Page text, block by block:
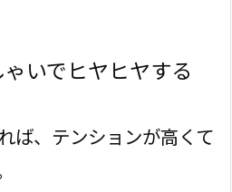
いでヒヤヒヤする
ば、テンションが高くて